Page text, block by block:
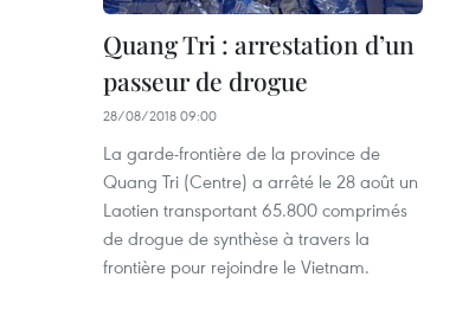
Quang Tri : arrestation d’un
passeur de drogue
28/08/2018 09:00
La garde-frontière de la province de
Quang Tri (Centre) a arrêté le 28 août un
Laotien transportant 65.800 comprimés
de drogue de synthèse à travers la
frontière pour rejoindre le Vietnam.